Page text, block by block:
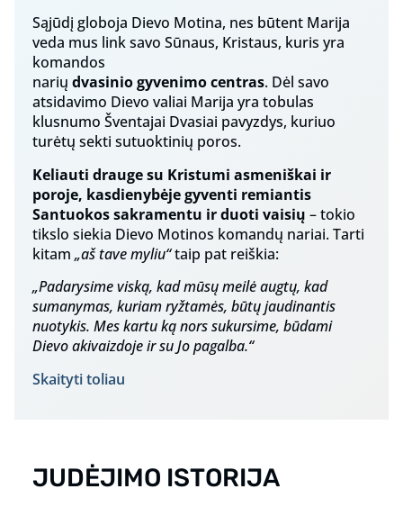
Sąjūdį globoja Dievo Motina, nes būtent Marija
veda mus link savo Sūnaus, Kristaus, kuris yra
komandos
narių dvasinio gyvenimo centras. Dėl savo
atsidavimo Dievo valiai Marija yra tobulas
klusnumo Šventajai Dvasiai pavyzdys, kuriuo
turėtų sekti sutuoktinių poros.
Keliauti drauge su Kristumi asmeniškai ir
poroje, kasdienybėje gyventi remiantis
Santuokos sakramentu ir duoti vaisių – tokio
tikslo siekia Dievo Motinos komandų nariai. Tarti
kitam „aš tave myliu“taip pat reiškia:
„Padarysime viską, kad mūsų meilė augtų, kad
sumanymas, kuriam ryžtamės, būtų jaudinantis
nuotykis. Mes kartu ką nors sukursime, būdami
Dievo akivaizdoje ir su Jo pagalba.“
Skaityti toliau
JUDĖJIMO ISTORIJA